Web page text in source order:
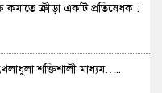
ক্রীড়া একটি প্রতিষেধক :
শক্তিশালী মাধ্যম…..